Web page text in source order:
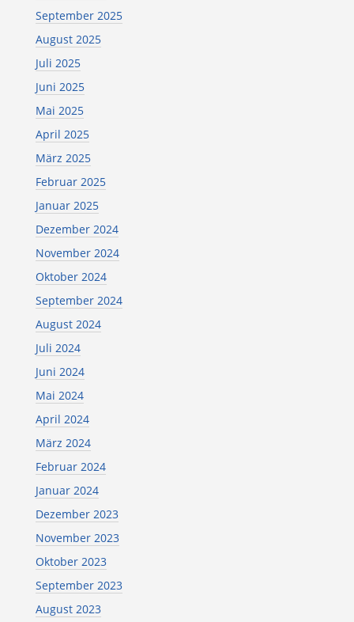
September 2025
August 2025
Juli 2025
Juni 2025
Mai 2025
April 2025
März 2025
Februar 2025
Januar 2025
Dezember 2024
November 2024
Oktober 2024
September 2024
August 2024
Juli 2024
Juni 2024
Mai 2024
April 2024
März 2024
Februar 2024
Januar 2024
Dezember 2023
November 2023
Oktober 2023
September 2023
August 2023